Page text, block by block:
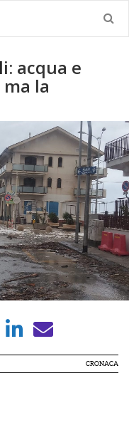
acqua e
la
CRONACA